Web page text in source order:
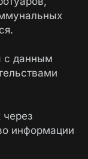
с данным
информации